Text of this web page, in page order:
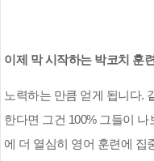
이제 막 시작하는 박코치 훈
노력하는 만큼 얻게 됩니다.
한다면 그건 100% 그들이 나
에 더 열심히 영어 훈련에 집